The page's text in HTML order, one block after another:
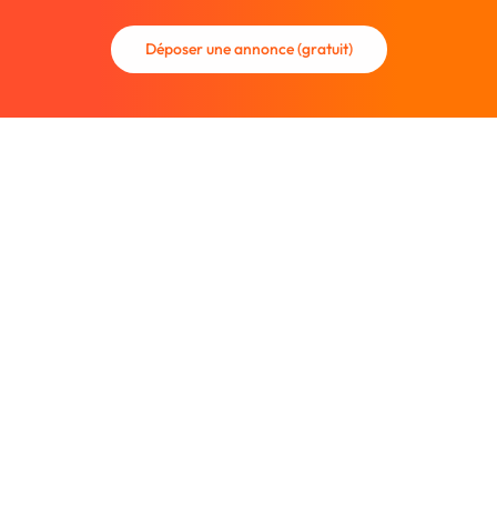
Déposer une annonce (gratuit)